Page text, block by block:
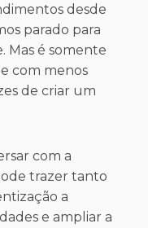
desde
parado para
Mas é somente
com menos
de criar um
com a
trazer tanto
a
e ampliar a